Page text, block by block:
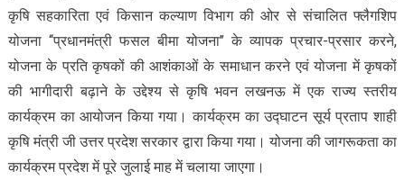
कृषि सहकारिता एवं किसान कल्याण विभाग की ओर से संचालित फ्लैगशिप
योजना ‘‘प्रधानमंत्री फसल बीमा योजना’’ के व्यापक प्रचार-प्रसार करने,
योजना के प्रति कृषकों की आशंकाओं के समाधान करने एवं योजना में कृषकों
की भागीदारी बढ़ाने के उद्देश्य से कृषि भवन लखनऊ में एक राज्य स्तरीय
कार्यक्रम का आयोजन किया गया। कार्यक्रम का उद्घाटन सूर्य प्रताप शाही
कृषि मंत्री जी उत्तर प्रदेश सरकार द्वारा किया गया। योजना की जागरूकता का
कार्यक्रम प्रदेश में पूरे जुलाई माह में चलाया जाएगा।